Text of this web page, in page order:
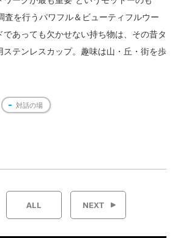
査を行うパワフル＆ビューティフルウー
あっても欠かせない持ち物は、その昔タ
ステンレスカップ。趣味は山・丘・街を歩
対話の場
ALL NEXT